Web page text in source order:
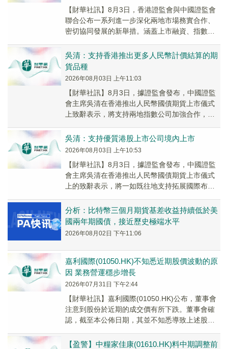
【財華社訊】8月3日，香港證監會與中國證監會
聯合公布一系列進一步深化兩地市場務實合作、
密切協同發展的新舉措。涵蓋上市融資、指數合
化、綠色...
吳清：支持香港推出更多人民幣計價結算的期
貨品種
2026年08月03日 上午11:03
【財華社訊】8月3日，據證監會發布，中國證監
會主席吳清在香港推出人民幣國債期貨上市儀式
上致辭表示，將支持兩地指數公司加強合作，推
推出更多...
吳清：支持優質港股上市公司境內上市
2026年08月03日 上午10:53
【財華社訊】8月3日，據證監會發布，中國證監
會主席吳清在香港推出人民幣國債期貨上市儀式
上的致辭表示，將一如既往地支持拓展國際布局
內上市，...
分析：比特幣三個月期貨基差收益持續低於美
國兩年期國債，接近歷史極端水平
2026年08月02日 下午11:06
嘉利國際(01050.HK)不知悉近期股價波動的原
因 業務營運穩步增長
2026年07月31日 下午2:44
【財華社訊】嘉利國際(01050.HK)公布，董事會
注意到股份於近期的成交價有所下跌。董事會確
認，截至本公佈日期，其並不知悉導致上述股價
而...
【盈警】中糧家佳康(01610.HK)料中期調整前